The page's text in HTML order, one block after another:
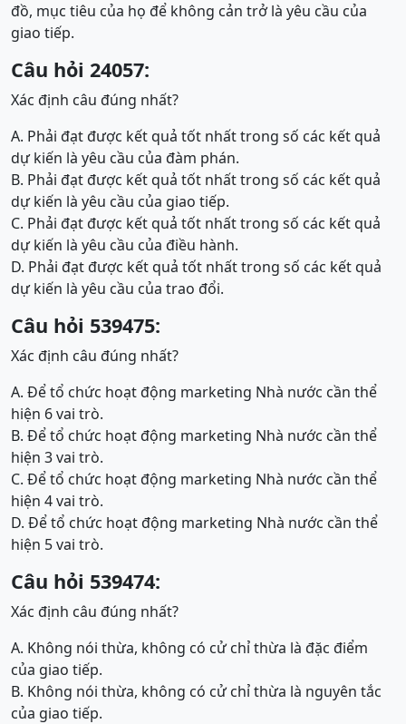
đồ, mục tiêu của họ để không cản trở là yêu cầu của
giao tiếp.
Câu hỏi 24057:
Xác định câu đúng nhất?
A. Phải đạt được kết quả tốt nhất trong số các kết quả
dự kiến là yêu cầu của đàm phán.
B. Phải đạt được kết quả tốt nhất trong số các kết quả
dự kiến là yêu cầu của giao tiếp.
C. Phải đạt được kết quả tốt nhất trong số các kết quả
dự kiến là yêu cầu của điều hành.
D. Phải đạt được kết quả tốt nhất trong số các kết quả
dự kiến là yêu cầu của trao đổi.
Câu hỏi 539475:
Xác định câu đúng nhất?
A. Để tổ chức hoạt động marketing Nhà nước cần thể
hiện 6 vai trò.
B. Để tổ chức hoạt động marketing Nhà nước cần thể
hiện 3 vai trò.
C. Để tổ chức hoạt động marketing Nhà nước cần thể
hiện 4 vai trò.
D. Để tổ chức hoạt động marketing Nhà nước cần thể
hiện 5 vai trò.
Câu hỏi 539474:
Xác định câu đúng nhất?
A. Không nói thừa, không có cử chỉ thừa là đặc điểm
của giao tiếp.
B. Không nói thừa, không có cử chỉ thừa là nguyên tắc
của giao tiếp.